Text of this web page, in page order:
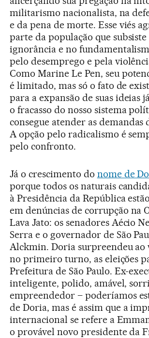
militarismo nacionalista, na
e da pena de morte. Esse viés
parte da população que
ignorância e no
pelo desemprego e pela
Como Marine Le Pen, seu
é limitado, mas só o fato de
para a expansão de suas ideias
o fracasso do nosso sistema
consegue atender as demandas
A opção pelo radicalismo é
pelo confronto.
Já o crescimento do nome de
porque todos os naturais
à Presidência da República
em denúncias de corrupção na
Lava Jato: os senadores Aécio
Serra e o governador de São
Alckmin. Doria surpreendeu ao
no primeiro turno, as eleições
Prefeitura de São Paulo. Ex-
inteligente, polido, amável,
empreendedor – poderíamos
de Doria, mas é assim que a
internacional se refere a
o provável novo presidente da